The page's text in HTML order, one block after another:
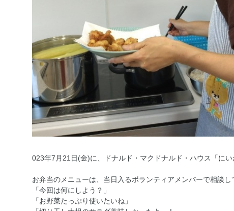
023年7月21日(金)に、ドナルド・マクドナルド・ハウス「に
お弁当のメニューは、当日入るボランティアメンバーで相談し
「今回は何にしよう？」
「お野菜たっぷり使いたいね」